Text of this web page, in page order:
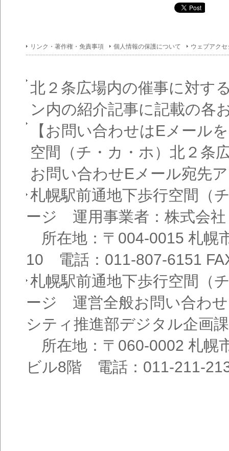
リンク・著作権・免責事項 個人情報の保護について ウェブアク
北２条広場内の催事に対す
ン内の紹介記事に記載の各
【お問い合わせはEメール
空間（チ・カ・ホ）北２条
お問い合わせEメール宛先
札幌駅前通地下歩行空間（
ージ 運用事業者：株式会
所在地：〒004-0015 札幌
10 電話：011-807-6151
札幌駅前通地下歩行空間（
ージ 運営全般お問い合わ
シティ推進部デジタル企画課
所在地：〒060-0002 札幌
ビル8階 電話：011-211-